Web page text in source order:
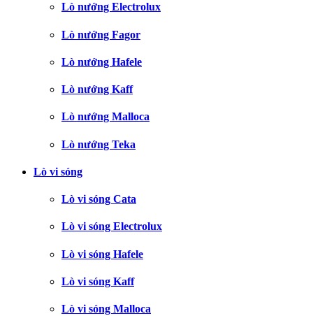
Lò nướng Electrolux
Lò nướng Fagor
Lò nướng Hafele
Lò nướng Kaff
Lò nướng Malloca
Lò nướng Teka
Lò vi sóng
Lò vi sóng Cata
Lò vi sóng Electrolux
Lò vi sóng Hafele
Lò vi sóng Kaff
Lò vi sóng Malloca